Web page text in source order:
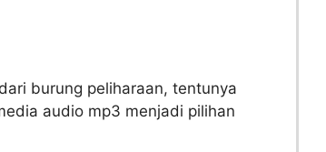
burung peliharaan, tentunya
audio mp3 menjadi pilihan